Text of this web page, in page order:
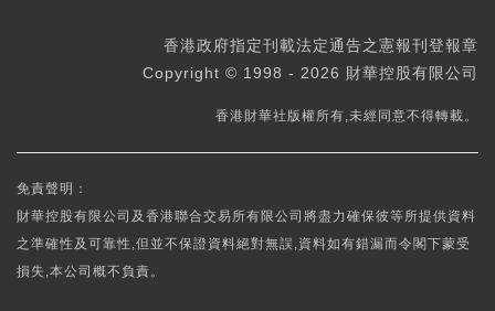
香港政府指定刊載法定通告之憲報刊登報章
Copyright © 1998 - 2026 財華控股有限公司
香港財華社版權所有,未經同意不得轉載。
免責聲明：
財華控股有限公司及香港聯合交易所有限公司將盡力確保彼等所提供資料
之準確性及可靠性,但並不保證資料絕對無誤,資料如有錯漏而令閣下蒙受
損失,本公司概不負責。